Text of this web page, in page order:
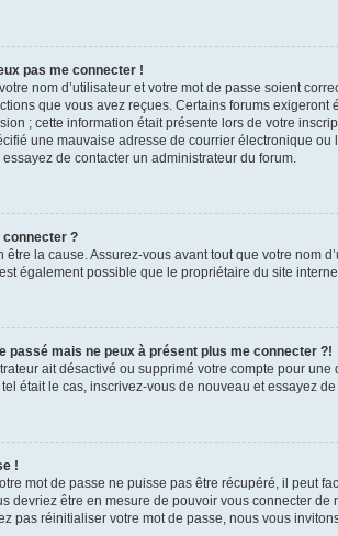
pas me connecter !
nom d’utilisateur et votre mot de passe soient
que vous avez reçues. Certains forums
; cette information était présente lors de votre
une mauvaise adresse de courrier électronique
de contacter un administrateur du forum.
connecter ?
être la cause. Assurez-vous avant tout que votre nom
également possible que le propriétaire du site
passé mais ne peux à présent plus me connecter ?!
ait désactivé ou supprimé votre compte pour
était le cas, inscrivez-vous de nouveau et essayez
!
mot de passe ne puisse pas être récupéré, il peut
devriez être en mesure de pouvoir vous connecter de
pas réinitialiser votre mot de passe, nous vous